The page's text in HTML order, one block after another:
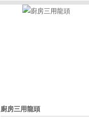
廚房三用龍頭